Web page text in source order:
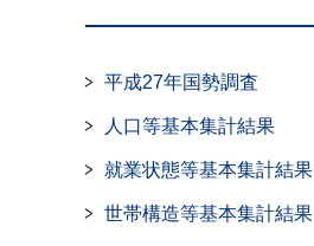
平成27年国勢調査
人口等基本集計結果
就業状態等基本集計結果
世帯構造等基本集計結果